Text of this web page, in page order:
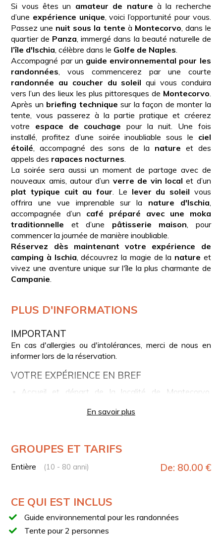
Si vous êtes un amateur de nature à la recherche
d’une expérience unique , voici l’opportunité pour vous.
Passez une nuit sous la tente à Montecorvo , dans le
quartier de Panza , immergé dans la beauté naturelle de
l’île d'Ischia , célèbre dans le Golfe de Naples
Accompagné par un guide environnemental pour les
randonnées , vous commencerez par une courte
randonnée au coucher du soleil qui vous conduira
vers l’un des lieux les plus pittoresques de Montecorvo
Après un briefing technique sur la façon de monter la
tente, vous passerez à la partie pratique et créerez
votre espace de couchage pour la nuit. Une fois
installé, profitez d’une soirée inoubliable sous le ciel
étoilé , accompagné des sons de la nature et des
appels des rapaces nocturnes
La soirée sera aussi un moment de partage avec de
nouveaux amis, autour d’un verre de vin local et d’un
plat typique cuit au four . Le lever du soleil vous
offrira une vue imprenable sur la nature d'Ischia
accompagnée d’un café préparé avec une moka
traditionnelle et d’une pâtisserie maison , pour
commencer la journée de manière inoubliable.
Réservez dès maintenant votre expérience de
camping à Ischia , découvrez la magie de la nature et
vivez une aventure unique sur l'île la plus charmante de
Campanie
PLUS D'INFORMATIONS
IMPORTANT
En cas d'allergies ou d'intolérances, merci de nous en
informer lors de la réservation.
VOTRE EXPÉRIENCE EN BREF
Accueil et départ de la localité de Montecorvo,
Randonnée courte avec un guide environnemental
fournie.
Dîner avec des produits de boulangerie et un verre de
Petit déjeuner avec tisane, café et croissant
ischitano/dessert fait maison.
Retour au point de départ.
En savoir plus
GROUPES ET TARIFS
Entière (10 - 80 anni) De: 80.00 €
CE QUI EST INCLUS
Guide environnemental pour les randonnées
Tente pour 2 personnes